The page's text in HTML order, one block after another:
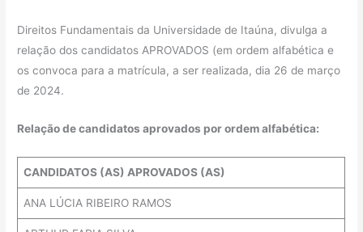
Direitos Fundamentais da Universidade de Itaúna, divulga a
relação dos candidatos APROVADOS (em ordem alfabética e
os convoca para a matrícula, a ser realizada, dia 26 de março
de 2024.
Relação de candidatos aprovados por ordem alfabética:
CANDIDATOS (AS) APROVADOS (AS)
ANA LÚCIA RIBEIRO RAMOS